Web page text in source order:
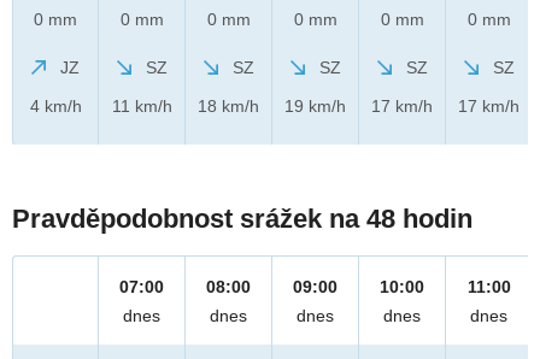
0 mm
JZ
4 km/h
0 mm
SZ
11 km/h
0 mm
SZ
18 km/h
0 mm
SZ
19 km/h
0 mm
SZ
17 km/h
0 mm
SZ
17 km/h
Pravděpodobnost srážek na 48 hodin
07:00
dnes
08:00
dnes
09:00
dnes
10:00
dnes
11:00
dnes